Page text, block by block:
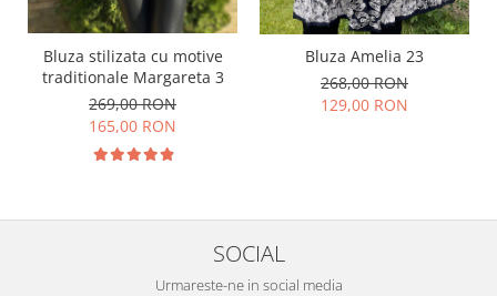
Bluza stilizata cu motive
traditionale Margareta 3
269,00 RON
165,00 RON
Bluza Amelia 23
268,00 RON
129,00 RON
SOCIAL
Urmareste-ne in social media